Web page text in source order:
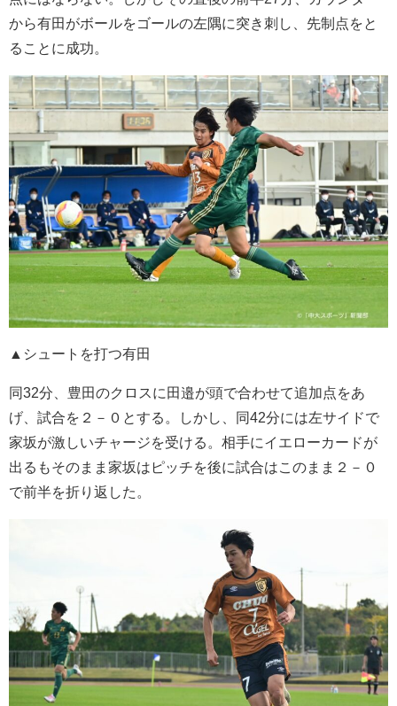
から有田がボールをゴールの左隅に突き刺し、先制点をと
ることに成功。
▲シュートを打つ有田
同32分、豊田のクロスに田邉が頭で合わせて追加点をあ
げ、試合を２－０とする。しかし、同42分には左サイドで
家坂が激しいチャージを受ける。相手にイエローカードが
出るもそのまま家坂はピッチを後に試合はこのまま２－０
で前半を折り返した。